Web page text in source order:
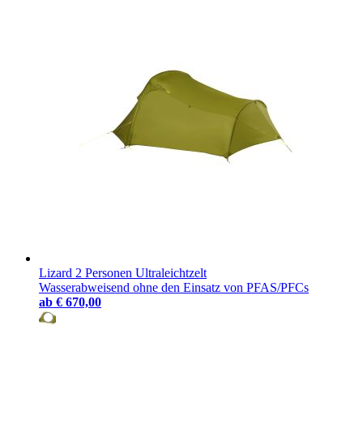
Lizard 2 Personen Ultraleichtzelt
Wasserabweisend ohne den Einsatz von PFAS/PFCs
ab € 670,00